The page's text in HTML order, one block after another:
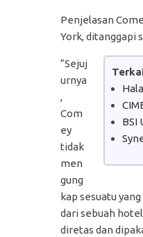
Penjelasan
York, ditanggapi
BSI
“Sejuj
urnya
,
Com
ey
tidak
men
gung
kap sesuatu
dari sebuah
diretas dan